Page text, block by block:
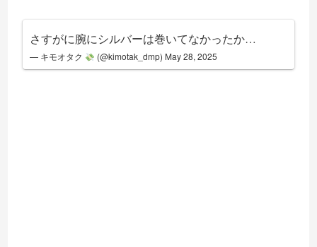
さすがに腕にシルバーは巻いてなかったか…
— キモオタク (@kimotak_dmp) May 28, 2025